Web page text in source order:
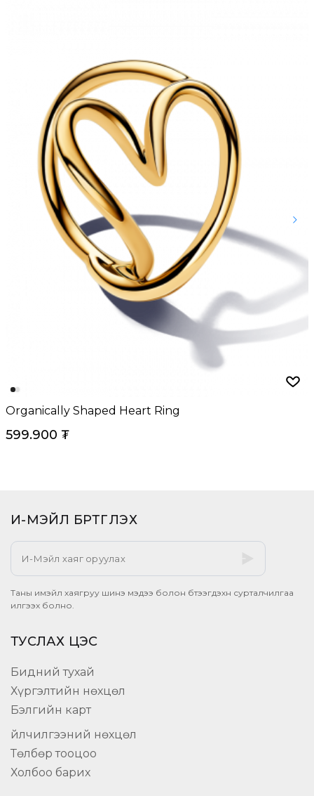
Organically Shaped Heart Ring
599.900 ₮
И-МЭЙЛ БҮРТГҮҮЛЭХ​
Таны имэйл хаягруу шинэ мэдээ болон бүтээгдэхүүн сурталчилгаа
илгээх болно.
ТУСЛАХ ЦЭС
Бидний тухай
Хүргэлтийн нөхцөл
Бэлгийн карт
Үйлчилгээний нөхцөл
Төлбөр тооцоо
Холбоо барих